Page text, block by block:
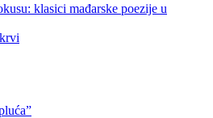
klasici mađarske poezije u